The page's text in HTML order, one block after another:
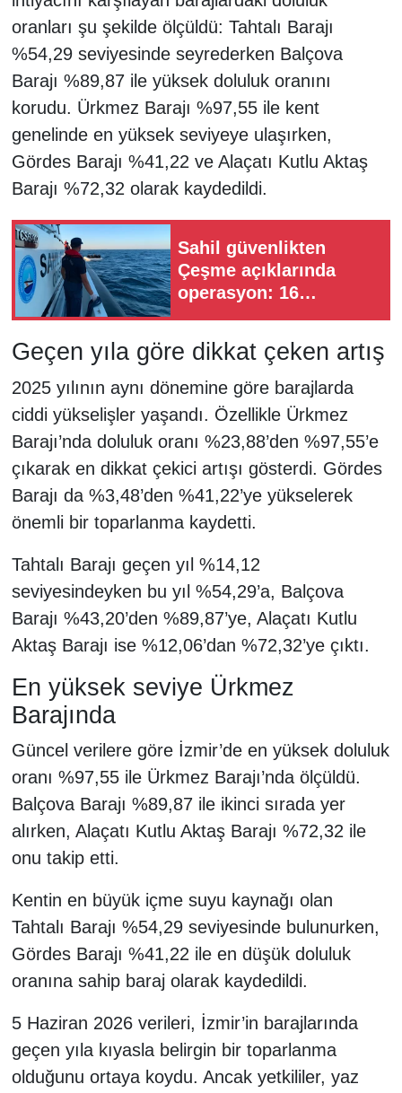
oranları şu şekilde ölçüldü: Tahtalı Barajı
%54,29 seviyesinde seyrederken Balçova
Barajı %89,87 ile yüksek doluluk oranını
korudu. Ürkmez Barajı %97,55 ile kent
genelinde en yüksek seviyeye ulaşırken,
Gördes Barajı %41,22 ve Alaçatı Kutlu Aktaş
Barajı %72,32 olarak kaydedildi.
Sahil güvenlikten
Çeşme açıklarında
operasyon: 16
kurtarıldı
Geçen yıla göre dikkat çeken artış
2025 yılının aynı dönemine göre barajlarda
ciddi yükselişler yaşandı. Özellikle Ürkmez
Barajı’nda doluluk oranı %23,88’den %97,55’e
çıkarak en dikkat çekici artışı gösterdi. Gördes
Barajı da %3,48’den %41,22’ye yükselerek
önemli bir toparlanma kaydetti.
Tahtalı Barajı geçen yıl %14,12
seviyesindeyken bu yıl %54,29’a, Balçova
Barajı %43,20’den %89,87’ye, Alaçatı Kutlu
Aktaş Barajı ise %12,06’dan %72,32’ye çıktı.
En yüksek seviye Ürkmez
Barajında
Güncel verilere göre İzmir’de en yüksek doluluk
oranı %97,55 ile Ürkmez Barajı’nda ölçüldü.
Balçova Barajı %89,87 ile ikinci sırada yer
alırken, Alaçatı Kutlu Aktaş Barajı %72,32 ile
onu takip etti.
Kentin en büyük içme suyu kaynağı olan
Tahtalı Barajı %54,29 seviyesinde bulunurken,
Gördes Barajı %41,22 ile en düşük doluluk
oranına sahip baraj olarak kaydedildi.
5 Haziran 2026 verileri, İzmir’in barajlarında
geçen yıla kıyasla belirgin bir toparlanma
olduğunu ortaya koydu. Ancak yetkililer, yaz